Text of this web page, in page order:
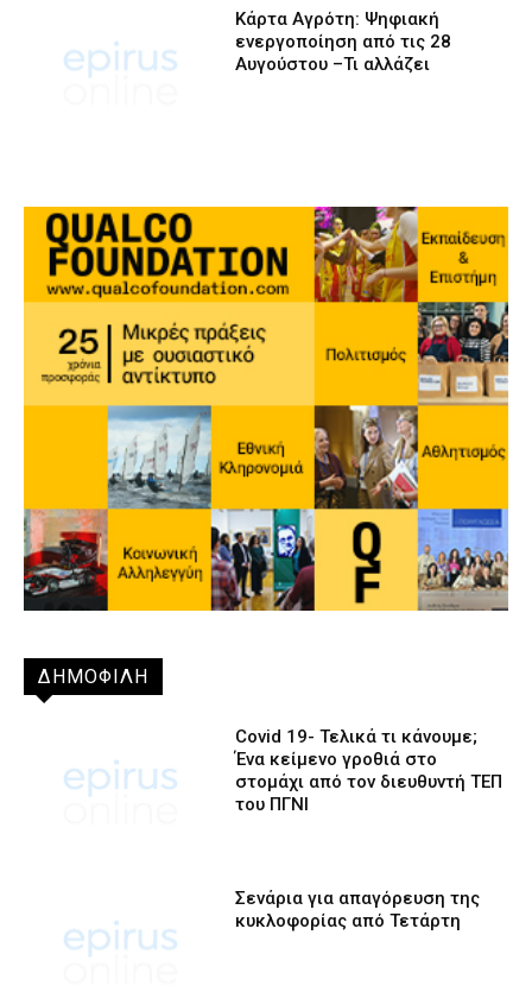
Κάρτα Αγρότη: Ψηφιακή
ενεργοποίηση από τις 28
Αυγούστου –Τι αλλάζει
ΔΗΜΟΦΙΛΗ
Covid 19- Τελικά τι κάνουμε;
Ένα κείμενο γροθιά στο
στομάχι από τον διευθυντή ΤΕΠ
του ΠΓΝΙ
Σενάρια για απαγόρευση της
κυκλοφορίας από Τετάρτη